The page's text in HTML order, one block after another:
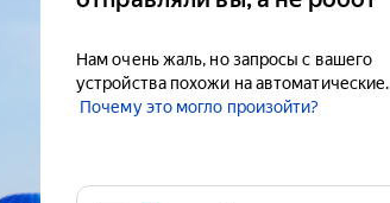
Нам очень жаль, но запросы с вашего
устройства похожи на автоматические.
Почему это могло произойти?